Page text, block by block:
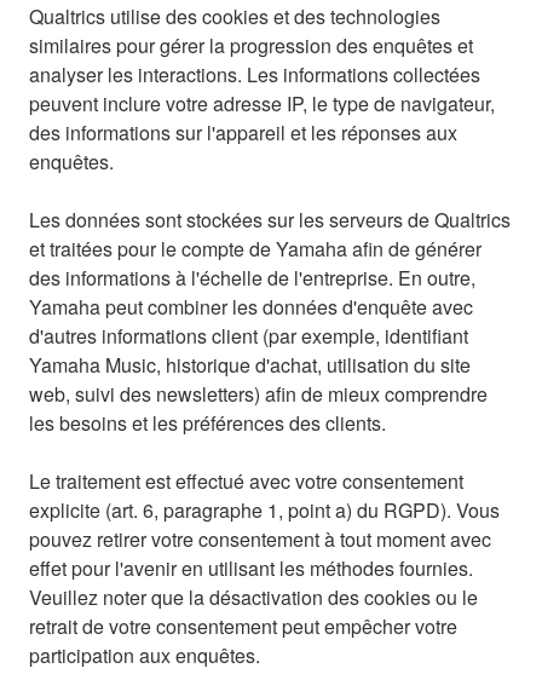
Qualtrics utilise des cookies et des technologies
similaires pour gérer la progression des enquêtes et
analyser les interactions. Les informations collectées
peuvent inclure votre adresse IP, le type de navigateur,
des informations sur l'appareil et les réponses aux
enquêtes.
Les données sont stockées sur les serveurs de Qualtrics
et traitées pour le compte de Yamaha afin de générer
des informations à l'échelle de l'entreprise. En outre,
Yamaha peut combiner les données d'enquête avec
d'autres informations client (par exemple, identifiant
Yamaha Music, historique d'achat, utilisation du site
web, suivi des newsletters) afin de mieux comprendre
les besoins et les préférences des clients.
Le traitement est effectué avec votre consentement
explicite (art. 6, paragraphe 1, point a) du RGPD). Vous
pouvez retirer votre consentement à tout moment avec
effet pour l'avenir en utilisant les méthodes fournies.
Veuillez noter que la désactivation des cookies ou le
retrait de votre consentement peut empêcher votre
participation aux enquêtes.